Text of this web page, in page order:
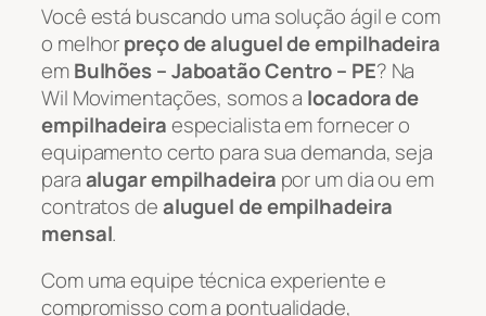
Você está buscando uma solução ágil e com
o melhorpreço de aluguel de empilhadeira
emBulhões – Jaboatão Centro – PE? Na
Wil Movimentações, somos a locadora de
empilhadeiraespecialista em fornecer o
equipamento certo para sua demanda, seja
paraalugar empilhadeira por um dia ou em
contratos dealuguel de empilhadeira
mensal.
Com uma equipe técnica experiente e
compromisso com a pontualidade,